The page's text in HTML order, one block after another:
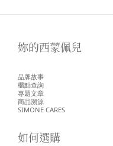
妳的西蒙佩兒
品牌故事
櫃點查詢
專題文章
商品溯源
SIMONE CARES
如何選購